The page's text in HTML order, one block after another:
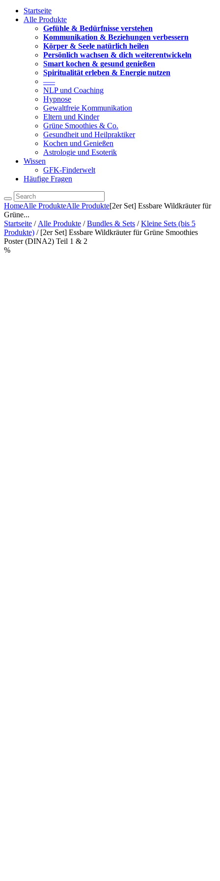
Startseite
Alle Produkte
Gefühle & Bedürfnisse verstehen
Kommunikation & Beziehungen verbessern
Körper & Seele natürlich heilen
Persönlich wachsen & dich weiterentwickeln
Smart kochen & gesund genießen
Spiritualität erleben & Energie nutzen
—–
NLP und Coaching
Hypnose
Gewaltfreie Kommunikation
Eltern und Kinder
Grüne Smoothies & Co.
Gesundheit und Heilpraktiker
Kochen und Genießen
Astrologie und Esoterik
Wissen
GFK-Finderwelt
Häufige Fragen
HomeAlle ProdukteAlle Produkte[2er Set] Essbare Wildkräuter für
Grüne...
Startseite / Alle Produkte /Bundles & Sets /Kleine Sets (bis 5
Produkte) / [2er Set] Essbare Wildkräuter für Grüne Smoothies
Poster (DINA2) Teil 1 & 2
%